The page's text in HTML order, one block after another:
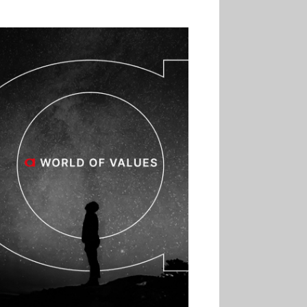
réduire sa consommation
01.07
Aldi Studio lance sa
première collection capsule
inspirée de ses codes
visuels
01.07
Cafom annonce
des résultats semestriels en
hausse, portés par le e-
commerce
30.06
La Sportiva affiche
une croissance solide en
2025